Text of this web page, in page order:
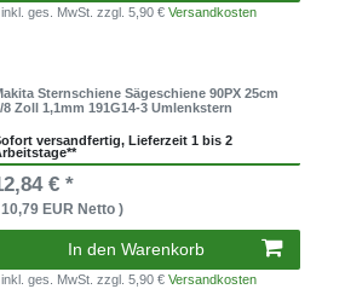
inkl. ges. MwSt.zzgl. 5,90 €Versandkosten
Sternschiene Sägeschiene 90PX 25cm
8 Zoll 1,1mm 191G14-3 Umlenkstern
versandfertig, Lieferzeit 1 bis 2
€ *
EUR Netto )
In den Warenkorb
inkl. ges. MwSt.zzgl. 5,90 €Versandkosten